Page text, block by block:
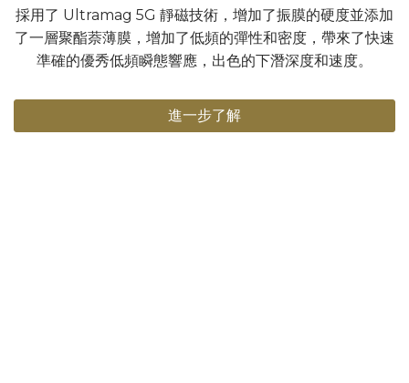
採用了 Ultramag 5G 靜磁技術，增加了振膜的硬度並添加
了一層聚酯萘薄膜，增加了低頻的彈性和密度，帶來了快速
準確的優秀低頻瞬態響應，出色的下潛深度和速度。
進一步了解